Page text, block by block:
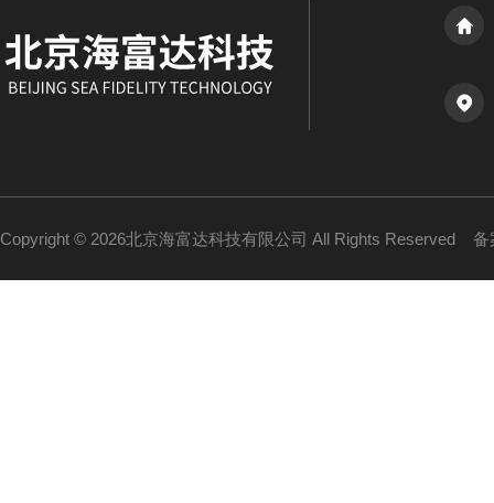
Copyright © 2026北京海富达科技有限公司 All Rights Reserved 备